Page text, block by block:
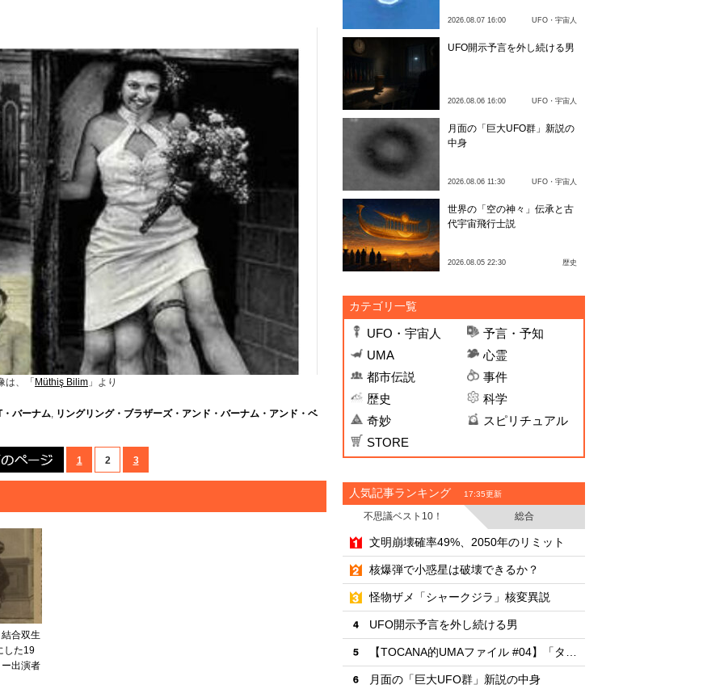
は、「 Müthiş Bilim 」より
・バーナム, リングリング・ブラザーズ・アンド・バーナム・アンド・ベ
前のページ
1
2 3
合双生
した19
出演者
2026.08.07 16:00 UFO・宇宙人
UFO開示予言を外し続ける男
2026.08.06 16:00 UFO・宇宙人
月面の「巨大UFO群」新説の
中身
2026.08.06 11:30 UFO・宇宙人
世界の「空の神々」伝承と古
代宇宙飛行士説
2026.08.05 22:30 歴史
カテゴリ一覧
UFO・宇宙人
予言・予知
UMA
心霊
都市伝説
事件
歴史
科学
奇妙
スピリチュアル
STORE
人気記事ランキング 17:35更新
不思議ベスト10！
総合
・
文明崩壊確率49%、2050年のリミット
・
核爆弾で小惑星は破壊できるか？
・
怪物ザメ「シャークジラ」核変異説
・
UFO開示予言を外し続ける男
・
・
月面の「巨大UFO群」新説の中身